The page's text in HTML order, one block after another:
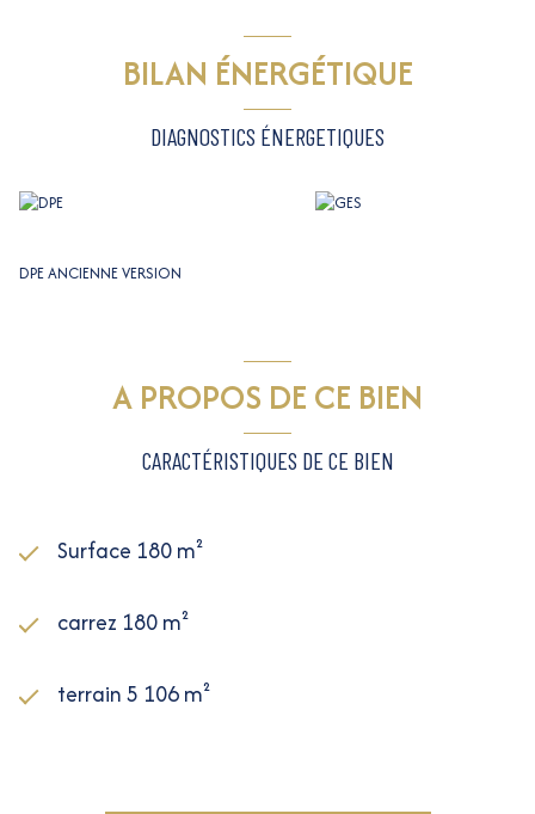
stores et portail électriques, atelier de bricolage, ainsi que 2 places de
parking couvertes et au moins 3 autres voitures peuvent stationner. Dans
le jardin: 14 oliviers, potager, deux apentis pour outillage et bois. Le
terrain peut accueillir une construction ou extension de 100 m2 environ.
L'avis de l'agent: Un véritable coin de paradis dans ce beau quartier à
boulangerie, centre d'activités et loisirs, arrêt de bus.
BILAN ÉNERGÉTIQUE
DIAGNOSTICS ÉNERGETIQUES
DPE ANCIENNE VERSION
A PROPOS DE CE BIEN
CARACTÉRISTIQUES DE CE BIEN
Surface 180 m²
carrez 180 m²
terrain 5 106 m²